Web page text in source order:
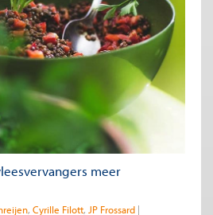
meer
Cyrille Filott JP Frossard